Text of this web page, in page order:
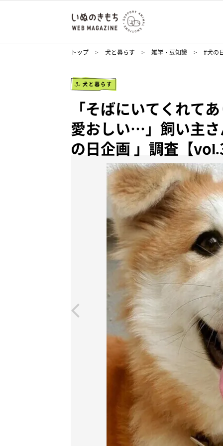
トップ 犬と暮らす 雑学・豆知識 #犬の
犬と暮らす
「そばにいてくれて
愛おしい…」飼い主
の日企画 」調査【